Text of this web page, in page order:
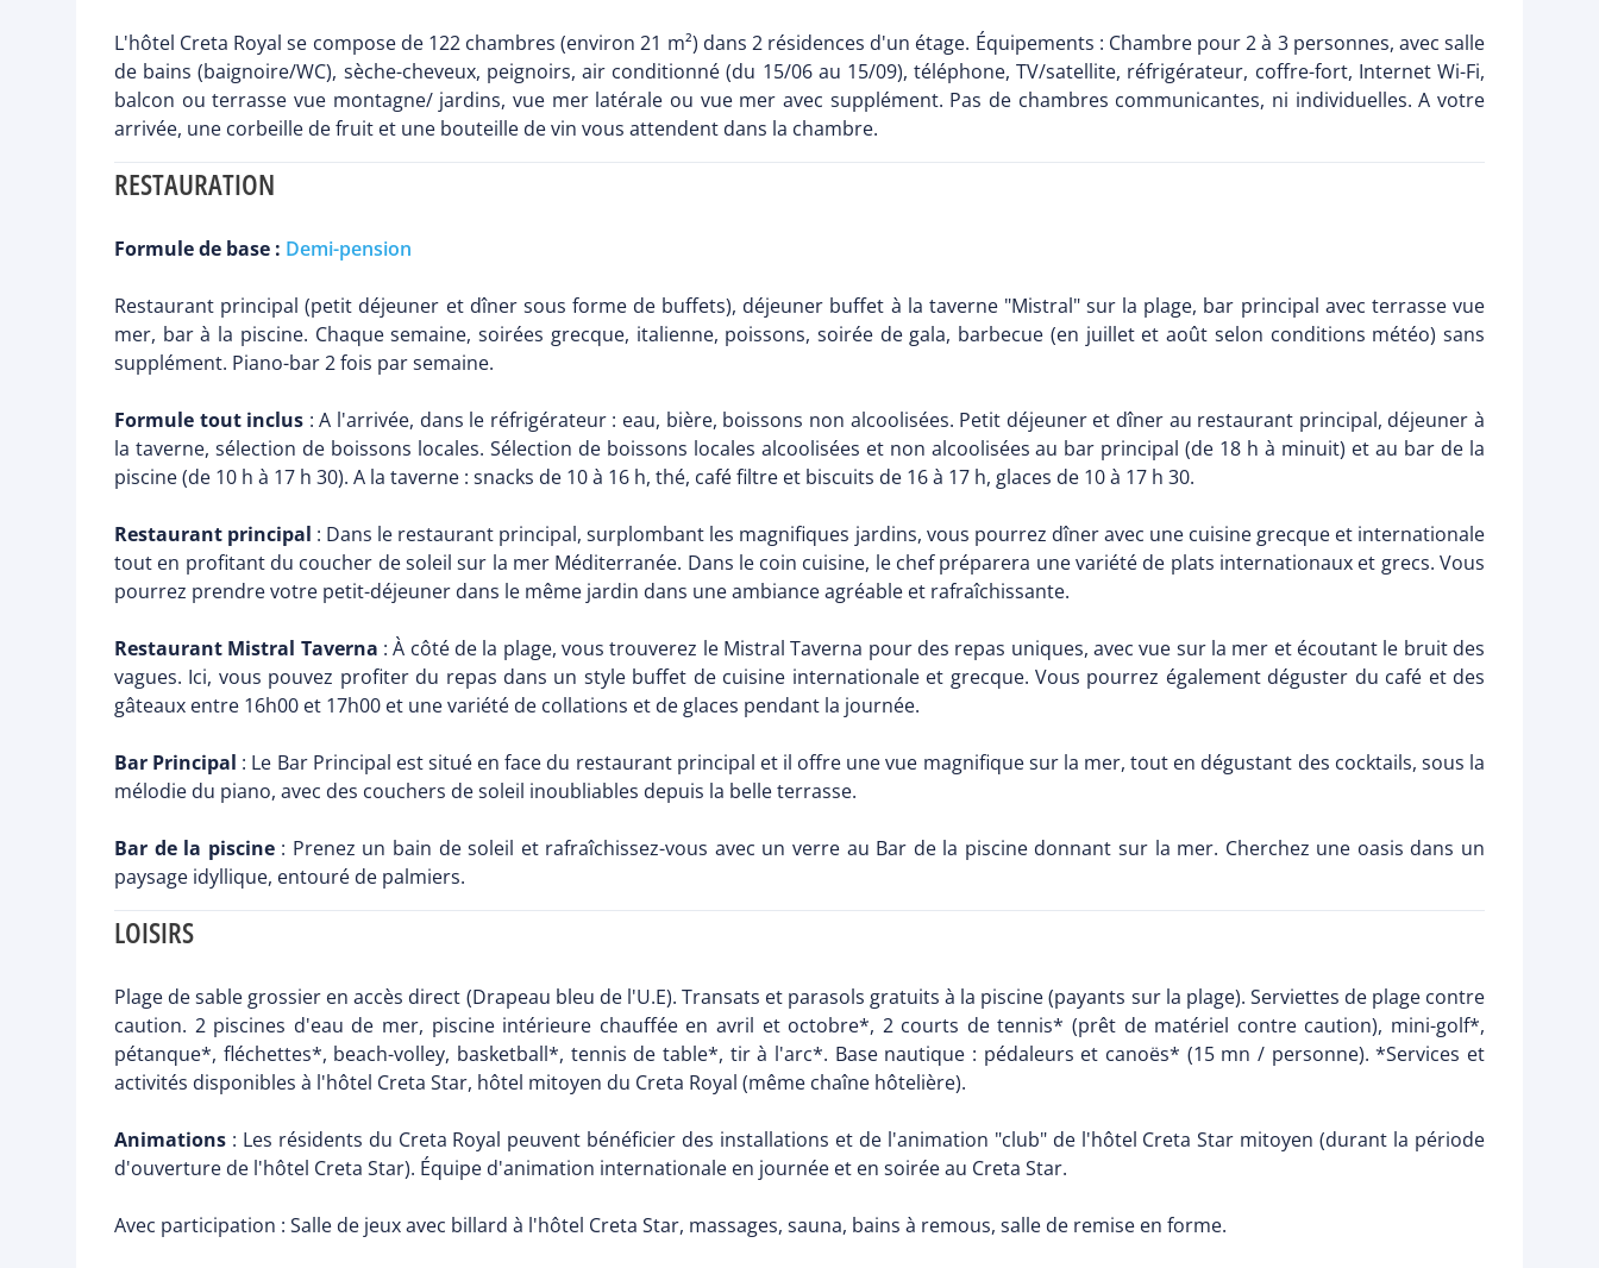
L'hôtel Creta Royal se compose de 122 chambres (environ 21 m²) dans 2 résidences d'un étage. Équipements : Chambre pour 2 à 3 personnes, avec salle
de bains (baignoire/WC), sèche-cheveux, peignoirs, air conditionné (du 15/06 au 15/09), téléphone, TV/satellite, réfrigérateur, coffre-fort, Internet Wi-Fi,
balcon ou terrasse vue montagne/ jardins, vue mer latérale ou vue mer avec supplément. Pas de chambres communicantes, ni individuelles. A votre
arrivée, une corbeille de fruit et une bouteille de vin vous attendent dans la chambre.
RESTAURATION
Formule de base : Demi-pension
Restaurant principal (petit déjeuner et dîner sous forme de buffets), déjeuner buffet à la taverne "Mistral" sur la plage, bar principal avec terrasse vue
mer, bar à la piscine. Chaque semaine, soirées grecque, italienne, poissons, soirée de gala, barbecue (en juillet et août selon conditions météo) sans
supplément. Piano-bar 2 fois par semaine.
Formule tout inclus : A l'arrivée, dans le réfrigérateur : eau, bière, boissons non alcoolisées. Petit déjeuner et dîner au restaurant principal, déjeuner à
la taverne, sélection de boissons locales. Sélection de boissons locales alcoolisées et non alcoolisées au bar principal (de 18 h à minuit) et au bar de la
piscine (de 10 h à 17 h 30). A la taverne : snacks de 10 à 16 h, thé, café filtre et biscuits de 16 à 17 h, glaces de 10 à 17 h 30.
Restaurant principal : Dans le restaurant principal, surplombant les magnifiques jardins, vous pourrez dîner avec une cuisine grecque et internationale
tout en profitant du coucher de soleil sur la mer Méditerranée. Dans le coin cuisine, le chef préparera une variété de plats internationaux et grecs. Vous
pourrez prendre votre petit-déjeuner dans le même jardin dans une ambiance agréable et rafraîchissante.
Restaurant Mistral Taverna : À côté de la plage, vous trouverez le Mistral Taverna pour des repas uniques, avec vue sur la mer et écoutant le bruit des
vagues. Ici, vous pouvez profiter du repas dans un style buffet de cuisine internationale et grecque. Vous pourrez également déguster du café et des
gâteaux entre 16h00 et 17h00 et une variété de collations et de glaces pendant la journée.
Bar Principal : Le Bar Principal est situé en face du restaurant principal et il offre une vue magnifique sur la mer, tout en dégustant des cocktails, sous la
mélodie du piano, avec des couchers de soleil inoubliables depuis la belle terrasse.
Bar de la piscine: Prenez un bain de soleil et rafraîchissez-vous avec un verre au Bar de la piscine donnant sur la mer. Cherchez une oasis dans un
paysage idyllique, entouré de palmiers.
LOISIRS
Plage de sable grossier en accès direct (Drapeau bleu de l'U.E). Transats et parasols gratuits à la piscine (payants sur la plage). Serviettes de plage contre
caution. 2 piscines d'eau de mer, piscine intérieure chauffée en avril et octobre*, 2 courts de tennis* (prêt de matériel contre caution), mini-golf*,
pétanque*, fléchettes*, beach-volley, basketball*, tennis de table*, tir à l'arc*. Base nautique : pédaleurs et canoës* (15 mn / personne). *Services et
activités disponibles à l'hôtel Creta Star, hôtel mitoyen du Creta Royal (même chaîne hôtelière).
Animations : Les résidents du Creta Royal peuvent bénéficier des installations et de l'animation "club" de l'hôtel Creta Star mitoyen (durant la période
d'ouverture de l'hôtel Creta Star). Équipe d'animation internationale en journée et en soirée au Creta Star.
Avec participation : Salle de jeux avec billard à l'hôtel Creta Star, massages, sauna, bains à remous, salle de remise en forme.